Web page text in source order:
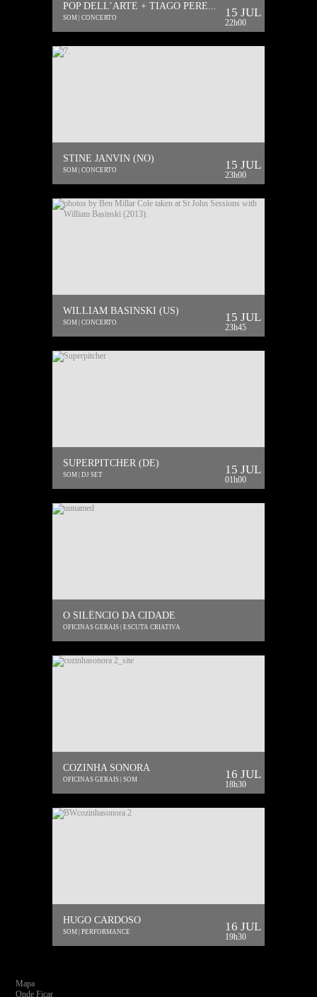
POP DELL’ARTE + TIAGO PERE...
SOM | CONCERTO 15 JUL
22h00
STINE JANVIN (NO)
SOM | CONCERTO 15 JUL
23h00
WILLIAM BASINSKI (US)
SOM | CONCERTO 15 JUL
23h45
SUPERPITCHER (DE)
SOM | DJ SET 15 JUL
01h00
O SILÊNCIO DA CIDADE
OFICINAS GERAIS | ESCUTA CRIATIVA
COZINHA SONORA
OFICINAS GERAIS | SOM 16 JUL
18h30
HUGO CARDOSO
SOM | PERFORMANCE 16 JUL
19h30
Mapa
Onde Ficar